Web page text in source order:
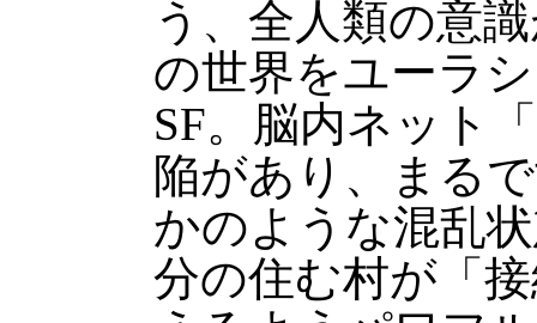
う、全人類の意
の世界をユーラ
SF。脳内ネット
陥があり、まる
かのような混乱
分の住む村が「